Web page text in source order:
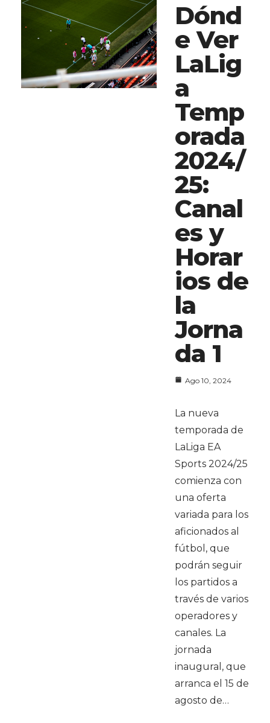
Dónd
e Ver
LaLig
a
Temp
orada
2024/
25:
Canal
es y
Horar
ios de
la
Jorna
da 1
Ago 10, 2024
La nueva
temporada de
LaLiga EA
Sports 2024/25
comienza con
una oferta
variada para los
aficionados al
fútbol, que
podrán seguir
los partidos a
través de varios
operadores y
canales. La
jornada
inaugural, que
arranca el 15 de
agosto de…